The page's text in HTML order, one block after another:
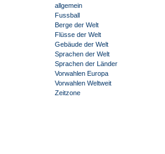
allgemein
Fussball
Berge der Welt
Flüsse der Welt
Gebäude der Welt
Sprachen der Welt
Sprachen der Länder
Vorwahlen Europa
Vorwahlen Weltweit
Zeitzone